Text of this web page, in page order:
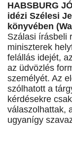
HABSBURG
idézi Szélesi
könyvében
Szálasi írásbeli
miniszterek
felállás idejét,
az üdvözlés
személyét. Az
szólhatott a
kérdésekre
válaszolhattak,
ugyanígy